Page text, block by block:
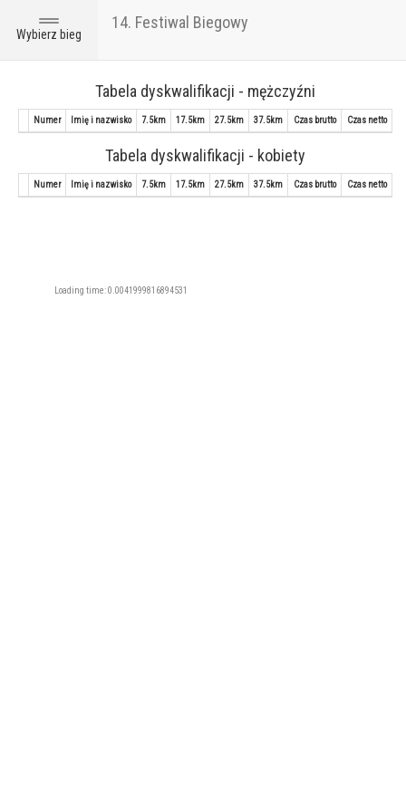
Toggle
navigation
Wybierz bieg
14. Festiwal Biegowy
Tabela dyskwalifikacji - mężczyźni
Numer Imię i nazwisko 7.5km 17.5km 27.5km 37.5km Czas brutto Czas netto
Tabela dyskwalifikacji - kobiety
Numer Imię i nazwisko 7.5km 17.5km 27.5km 37.5km Czas brutto Czas netto
Loading time: 0.0041999816894531